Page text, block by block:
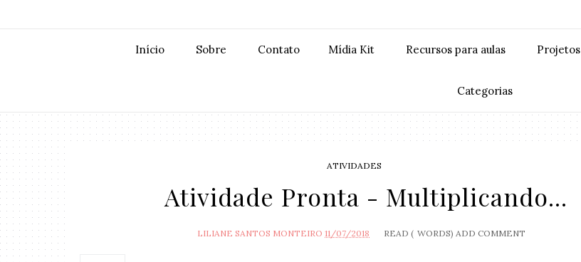
Início Sobre Contato Mídia Kit Recursos para aulas Projetos
Categorias
ATIVIDADES
Atividade Pronta - Multiplicando...
LILIANE SANTOS MONTEIRO 11/07/2018 READ ( WORDS) ADD COMMENT